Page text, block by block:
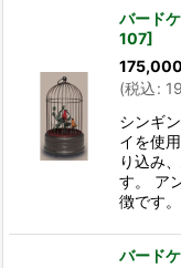
バード
107]
175,000
(税込:
シンギ
イを使
り込み
す。 ア
徴です
バード